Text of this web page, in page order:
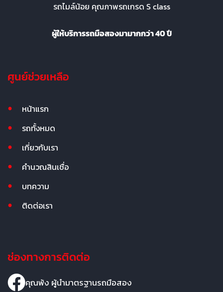
รถไมล์น้อย คุณภาพรถเกรด S class
ผู้ให้บริการรถมือสองมามากกว่า 40 ปี
ศูนย์ช่วยเหลือ
หน้าแรก
รถทั้งหมด
เกี่ยวกับเรา
คำนวณสินเชื่อ
บทความ
ติดต่อเรา
ช่องทางการติดต่อ
คุณพ้ง ผู้นำมาตรฐานรถมือสอง